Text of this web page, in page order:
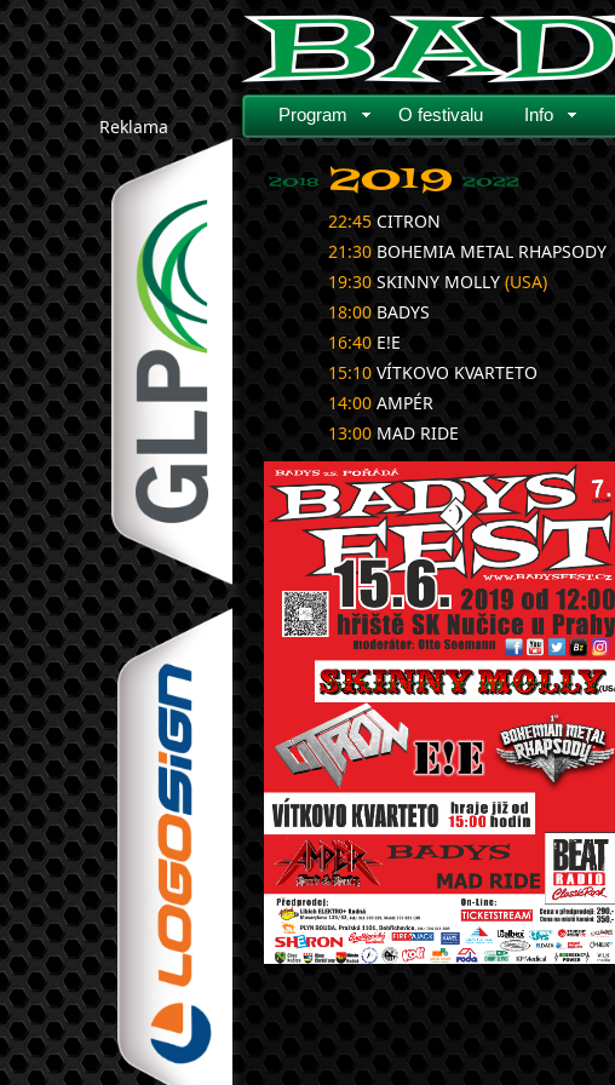
Reklama
Program O festivalu Info
2018 2019 2022
22:45 CITRON
21:30 BOHEMIA METAL RHAPSODY
19:30 SKINNY MOLLY (USA)
18:00 BADYS
16:40 E!E
15:10 VÍTKOVO KVARTETO
14:00 AMPÉR
13:00 MAD RIDE